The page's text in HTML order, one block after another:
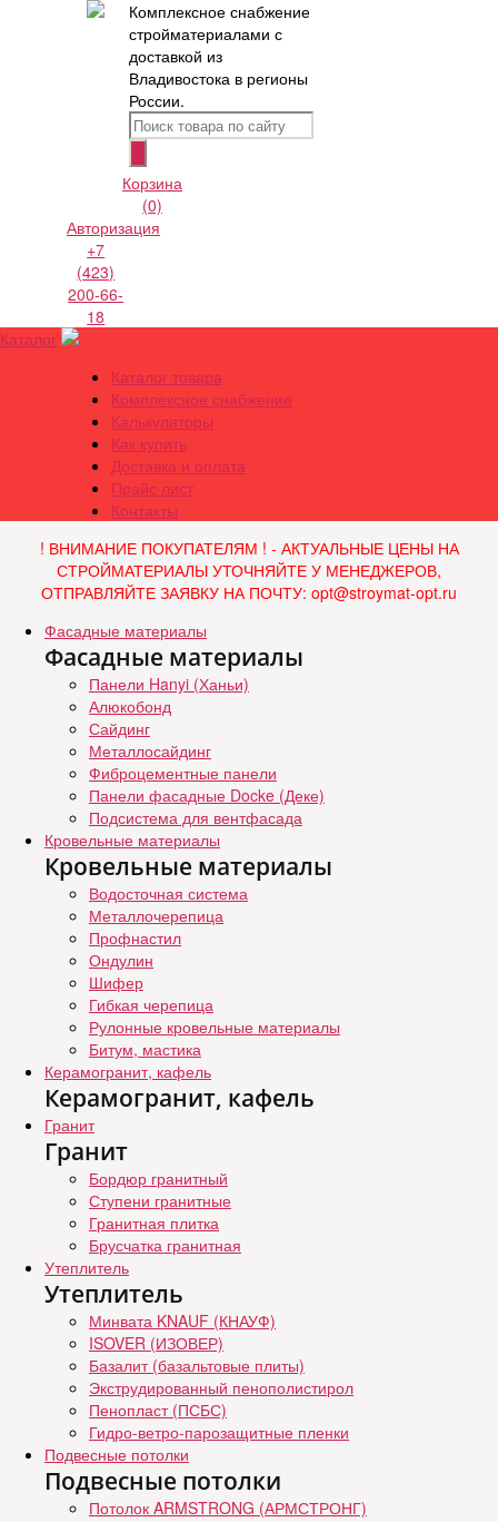
Комплексное снабжение
стройматериалами с
доставкой из
Владивостока в регионы
России.
Корзина
(0)
Авторизация
+7
(423)
200-66-
18
Каталог
Каталог товара
Комплексное снабжение
Калькуляторы
Как купить
Доставка и оплата
Прайс лист
Контакты
! ВНИМАНИЕ ПОКУПАТЕЛЯМ ! - АКТУАЛЬНЫЕ ЦЕНЫ НА
СТРОЙМАТЕРИАЛЫ УТОЧНЯЙТЕ У МЕНЕДЖЕРОВ,
ОТПРАВЛЯЙТЕ ЗАЯВКУ НА ПОЧТУ: opt@stroymat-opt.ru
Фасадные материалы
Фасадные материалы
Панели Hanyi (Ханьи)
Алюкобонд
Сайдинг
Металлосайдинг
Фиброцементные панели
Панели фасадные Docke (Деке)
Подсистема для вентфасада
Кровельные материалы
Кровельные материалы
Водосточная система
Металлочерепица
Профнастил
Ондулин
Шифер
Гибкая черепица
Рулонные кровельные материалы
Битум, мастика
Керамогранит, кафель
Керамогранит, кафель
Гранит
Гранит
Бордюр гранитный
Ступени гранитные
Гранитная плитка
Брусчатка гранитная
Утеплитель
Утеплитель
Минвата KNAUF (КНАУФ)
ISOVER (ИЗОВЕР)
Базалит (базальтовые плиты)
Экструдированный пенополистирол
Пенопласт (ПСБС)
Гидро-ветро-парозащитные пленки
Подвесные потолки
Подвесные потолки
Потолок ARMSTRONG (АРМСТРОНГ)